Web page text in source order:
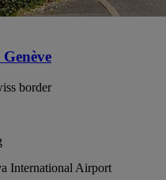
border
International Airport